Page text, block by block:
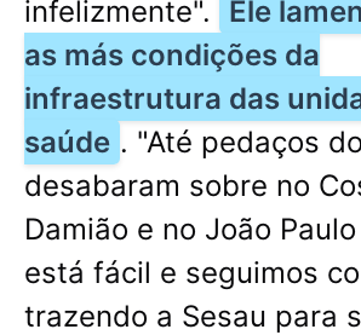
infelizmente".
Ele
as más condições da
infraestrutura das
saúde . "Até pedaços
desabaram sobre no
Damião e no João
está fácil e seguimos
trazendo a Sesau para